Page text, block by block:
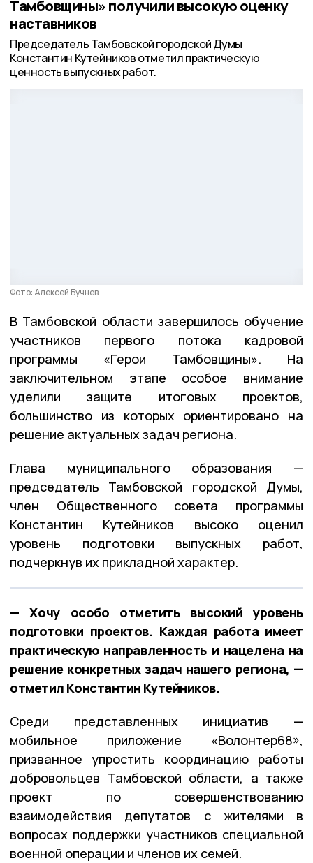
Тамбовщины» получили высокую оценку
наставников
Председатель Тамбовской городской Думы
Константин Кутейников отметил практическую
ценность выпускных работ.
Фото: Алексей Бучнев
В Тамбовской области завершилось обучение
участников первого потока кадровой
программы «Герои Тамбовщины». На
заключительном этапе особое внимание
уделили защите итоговых проектов,
большинство из которых ориентировано на
решение актуальных задач региона.
Глава муниципального образования —
председатель Тамбовской городской Думы,
член Общественного совета программы
Константин Кутейников высоко оценил
уровень подготовки выпускных работ,
подчеркнув их прикладной характер.
— Хочу особо отметить высокий уровень
подготовки проектов. Каждая работа имеет
практическую направленность и нацелена на
решение конкретных задач нашего региона, —
отметил Константин Кутейников.
Среди представленных инициатив —
мобильное приложение «Волонтер68»,
призванное упростить координацию работы
добровольцев Тамбовской области, а также
проект по совершенствованию
взаимодействия депутатов с жителями в
вопросах поддержки участников специальной
военной операции и членов их семей.